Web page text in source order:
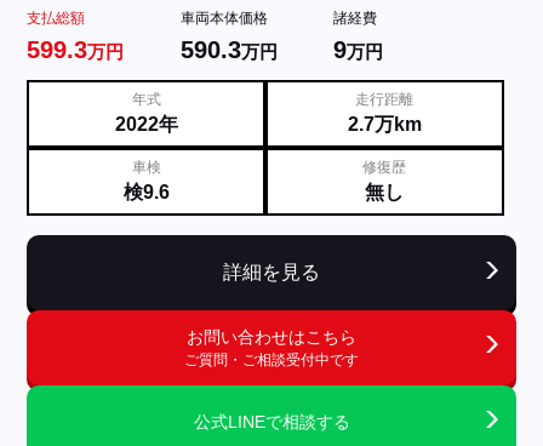
支払総額
599.3万円
車両本体価格
590.3万円
諸経費
9万円
年式
2022年
走行距離
2.7万km
車検
検9.6
修復歴
無し
詳細を見る
お問い合わせはこちら
ご質問・ご相談受付中です
公式LINEで相談する